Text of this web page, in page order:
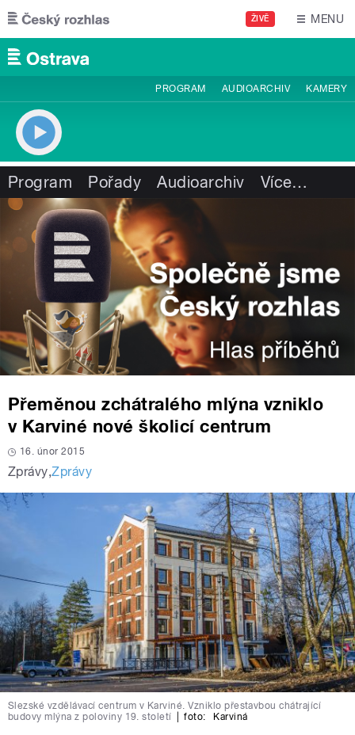
Přejít k hlavnímu obsahu
ŽIVĚ MENU
PROGRAM AUDIOARCHIV KAMERY
Program Pořady Audioarchiv Více…
Přeměnou zchátralého mlýna vzniklo
v Karviné nové školicí centrum
16. únor 2015
Zprávy,Zprávy
Slezské vzdělávací centrum v Karviné. Vzniklo přestavbou chátrající
budovy mlýna z poloviny 19. století
foto: Karviná